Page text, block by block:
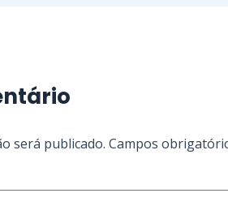
será publicado. Campos